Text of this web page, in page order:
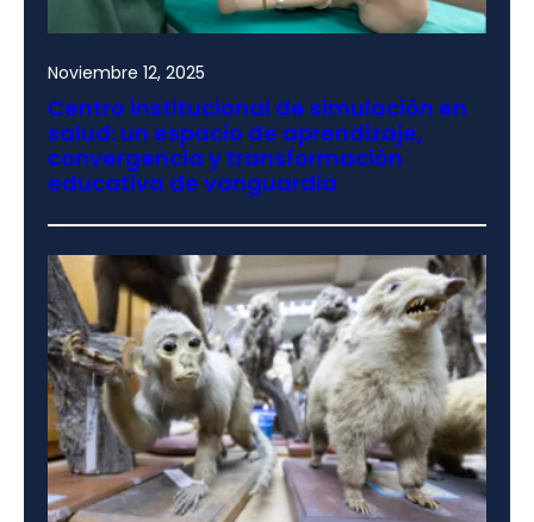
Noviembre 12, 2025
Centro institucional de simulación en
salud: un espacio de aprendizaje,
convergencia y transformación
educativa de vanguardia